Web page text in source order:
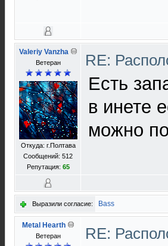
Valeriy Vanzha
Ветеран
Откуда: г.Полтава
Сообщений: 512
Репутация: 65
RE:
Есть
в инете
можно
Выразили согласие: Bass
Metal Hearth
Ветеран RE: